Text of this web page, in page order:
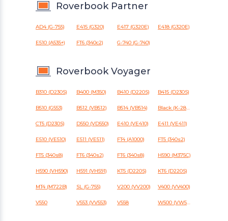
Roverbook Partner
AD4 (G-755) E415 (G320) E417 (G320E) E418 (G320E)
E510 (A535+) FT6 (340c2) G-740 (G-740)
Roverbook Voyager
B310 (D230S) B400 (M350) B410 (D220S) B415 (D230S)
B510 (G553) B512 (VB512) B514 (VB514) Black (K-2800)
CT5 (D230S) D550 (VD550) E410 (VE410) E411 (VE411)
E510 (VE510) E511 (VE511) FT4 (A1000) FT5 (340s2)
FT5 (340s8) FT6 (340s2) FT6 (340s8) H590 (M375C)
H590 (VH590) H591 (VH591) KT5 (D220S) KT6 (D220S)
MT4 (M722B) SL (G-755) V200 (VV200) V400 (VV400)
V550 V553 (VV553) V558 W500 (VW500)